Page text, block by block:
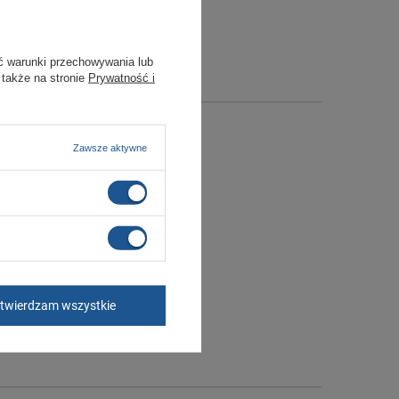
warunki przechowywania lub
na stronie Prywatność i
Zawsze aktywne
wszystkie